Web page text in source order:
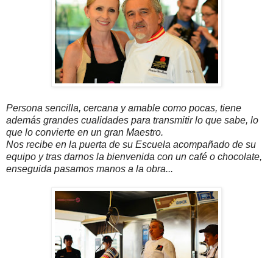
Persona sencilla, cercana y amable como pocas, tiene
además grandes cualidades para transmitir lo que sabe, lo
que lo convierte en un gran Maestro.
Nos recibe en la puerta de su Escuela acompañado de su
equipo y tras darnos la bienvenida con un café o chocolate,
enseguida pasamos manos a la obra...